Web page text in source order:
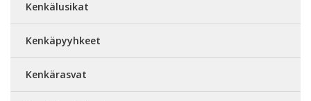
Kenkälusikat
Kenkäpyyhkeet
Kenkärasvat